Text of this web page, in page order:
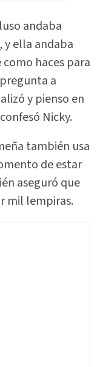
andaba
y ella andaba
haces para
a
y pienso en
Nicky.
también usa
de estar
aseguró que
mil lempiras.